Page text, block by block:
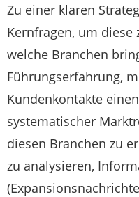
Zu einer klaren
Kernfragen, um diese
welche Branchen
Führungserfahrung,
Kundenkontakte
systematischer
diesen Branchen zu
zu analysieren,